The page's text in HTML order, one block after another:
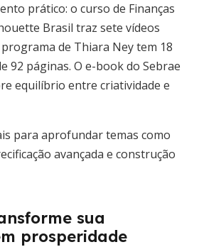
prático: o curso de Finanças
Brasil traz sete vídeos
de Thiara Ney tem 18
92 páginas. O e-book do Sebrae
equilíbrio entre criatividade e
para aprofundar temas como
avançada e construção
sua
prosperidade